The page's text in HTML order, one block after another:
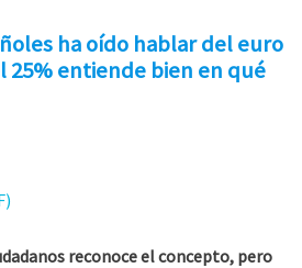
ha oído hablar del euro
25% entiende bien en qué
reconoce el concepto, pero